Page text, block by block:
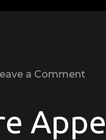
a Comment